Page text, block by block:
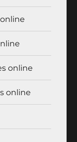
online
online